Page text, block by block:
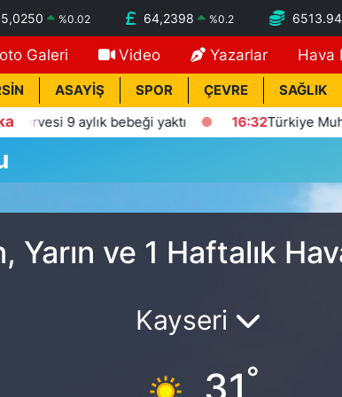
%0.02 64,2398 %0.2 6513.94
Galeri Video Yazarlar Hava
ASAYİŞ SPOR ÇEVRE SAĞLIK
9 aylık bebeği yaktı 16:32Türkiye
Yarın ve 1 Haftalık
Kayseri
31°